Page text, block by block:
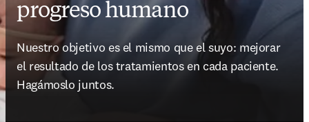
progreso humano
Nuestro objetivo es el mismo que el suyo: mejorar
el resultado de los tratamientos en cada paciente.
Hagámoslo juntos.